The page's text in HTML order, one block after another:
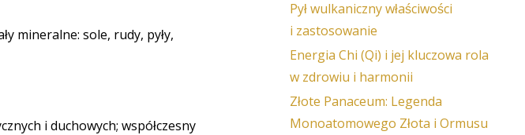
mineralne: sole, rudy, pyły,
i duchowych; współczesny
Pył wulkaniczny właściwości
i zastosowanie
Energia Chi (Qi) i jej kluczowa rola
w zdrowiu i harmonii
Złote Panaceum: Legenda
Monoatomowego Złota i Ormusu